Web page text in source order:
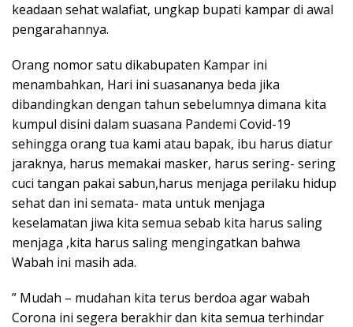
keadaan sehat walafiat, ungkap bupati kampar di awal
pengarahannya.
Orang nomor satu dikabupaten Kampar ini
menambahkan, Hari ini suasananya beda jika
dibandingkan dengan tahun sebelumnya dimana kita
kumpul disini dalam suasana Pandemi Covid-19
sehingga orang tua kami atau bapak, ibu harus diatur
jaraknya, harus memakai masker, harus sering- sering
cuci tangan pakai sabun,harus menjaga perilaku hidup
sehat dan ini semata- mata untuk menjaga
keselamatan jiwa kita semua sebab kita harus saling
menjaga ,kita harus saling mengingatkan bahwa
Wabah ini masih ada.
” Mudah – mudahan kita terus berdoa agar wabah
Corona ini segera berakhir dan kita semua terhindar